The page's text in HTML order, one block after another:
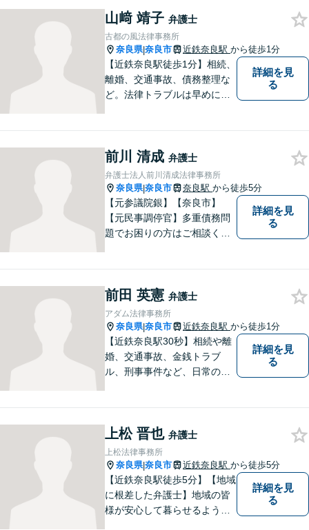
務のお悩みは【弁護士法人ｉ
（アイ）奈良法律事務所】に
おまかせください！
山﨑 靖子 弁護士
古都の風法律事務所
奈良県|奈良市 近鉄奈良駅 から徒歩1分
【近鉄奈良駅徒歩1分】相続、
離婚、交通事故、債務整理な
ど。法律トラブルは早めに弁
丁寧にお伺いいたします。
詳細を見
る
前川 清成 弁護士
弁護士法人前川清成法律事務所
奈良県|奈良市 奈良駅 から徒歩5分
【元参議院銀】【奈良市】
【元民事調停官】多重債務問
題でお困りの方はご相談くだ
たら、一度ご相談ください。
詳細を見
る
前田 英憲 弁護士
アダム法律事務所
奈良県|奈良市 近鉄奈良駅 から徒歩1分
【近鉄奈良駅30秒】相続や離
婚、交通事故、金銭トラブ
ル、刑事事件など、日常の中
はお気軽にご相談ください。
【初回相談料60分5,500円】
【分かりやすい説明】
詳細を見
る
上松 晋也 弁護士
上松法律事務所
奈良県|奈良市 近鉄奈良駅 から徒歩5分
【近鉄奈良駅徒歩5分】【地域
に根差した弁護士】地域の皆
様が安心して暮らせるように
詳細を見
る